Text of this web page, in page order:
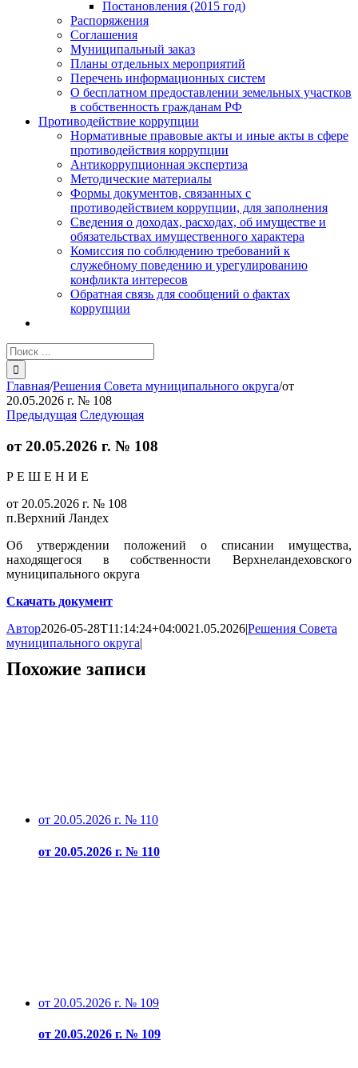
Постановления (2015 год)
Распоряжения
Соглашения
Муниципальный заказ
Планы отдельных мероприятий
Перечень информационных систем
О бесплатном предоставлении земельных участков
в собственность гражданам РФ
Противодействие коррупции
Нормативные правовые акты и иные акты в сфере
противодействия коррупции
Антикоррупционная экспертиза
Методические материалы
Формы документов, связанных с
противодействием коррупции, для заполнения
Сведения о доходах, расходах, об имуществе и
обязательствах имущественного характера
Комиссия по соблюдению требований к
служебному поведению и урегулированию
конфликта интересов
Обратная связь для сообщений о фактах
коррупции
Результат
поиска:
Главная/Решения Совета муниципального округа/от
20.05.2026 г. № 108
Предыдущая Следующая
от 20.05.2026 г. № 108
Р Е Ш Е Н И Е
от 20.05.2026 г. № 108
п.Верхний Ландех
Об утверждении положений о списании имущества,
находящегося в собственности Верхнеландеховского
муниципального округа
Скачать документ
Автор2026-05-28T11:14:24+04:0021.05.2026|Решения Совета
муниципального округа|
Похожие записи
от 20.05.2026 г. № 110
от 20.05.2026 г. № 110
от 20.05.2026 г. № 109
от 20.05.2026 г. № 109